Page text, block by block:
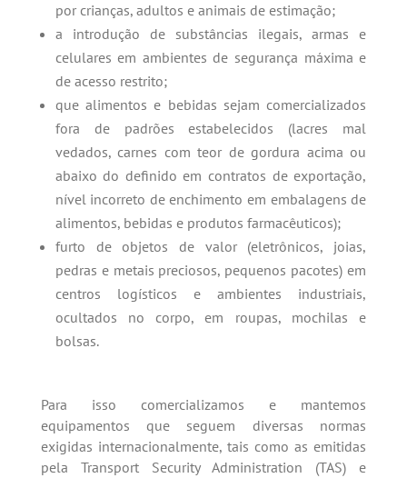
por crianças, adultos e animais de estimação;
a introdução de substâncias ilegais, armas e
celulares em ambientes de segurança máxima e
de acesso restrito;
que alimentos e bebidas sejam comercializados
fora de padrões estabelecidos (lacres mal
vedados, carnes com teor de gordura acima ou
abaixo do definido em contratos de exportação,
nível incorreto de enchimento em embalagens de
alimentos, bebidas e produtos farmacêuticos);
furto de objetos de valor (eletrônicos, joias,
pedras e metais preciosos, pequenos pacotes) em
centros logísticos e ambientes industriais,
ocultados no corpo, em roupas, mochilas e
bolsas.
Para isso comercializamos e mantemos
equipamentos que seguem diversas normas
exigidas internacionalmente, tais como as emitidas
pela Transport Security Administration (TAS) e